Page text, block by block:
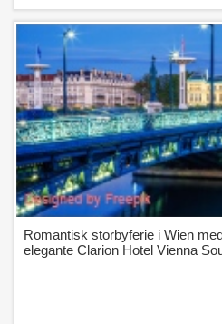
Romantisk storbyferie i Wien
elegante Clarion Hotel Vienna